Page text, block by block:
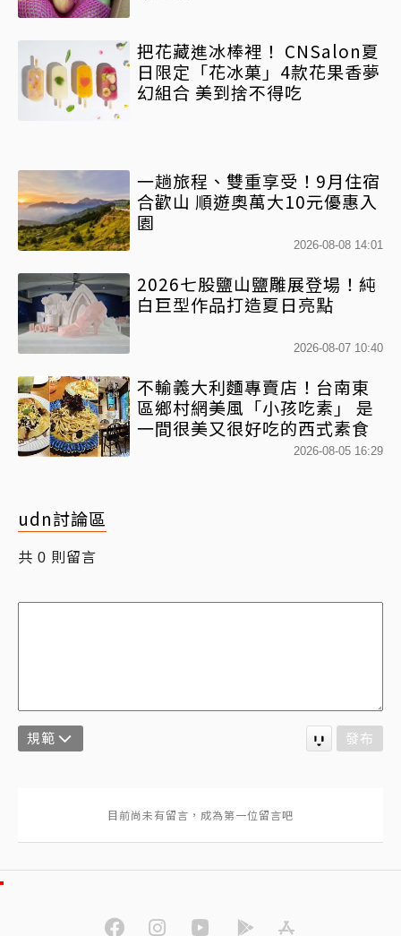
把花藏進冰棒裡！ CNSalon夏
日限定「花冰菓」4款花果香夢
幻組合 美到捨不得吃
一趟旅程、雙重享受！9月住宿
合歡山 順遊奧萬大10元優惠入
園
2026-08-08 14:01
2026七股鹽山鹽雕展登場！純
白巨型作品打造夏日亮點
2026-08-07 10:40
不輸義大利麵專賣店！台南東
區鄉村網美風「小孩吃素」 是
一間很美又很好吃的西式素食
2026-08-05 16:29
udn討論區
共 0 則留言
規範 發布